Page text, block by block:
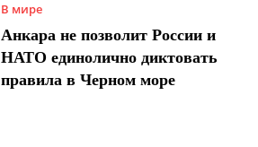
В мире
Анкара не позволит России и
НАТО единолично диктовать
правила в Черном море